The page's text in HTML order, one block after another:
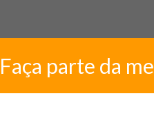
Faça parte da